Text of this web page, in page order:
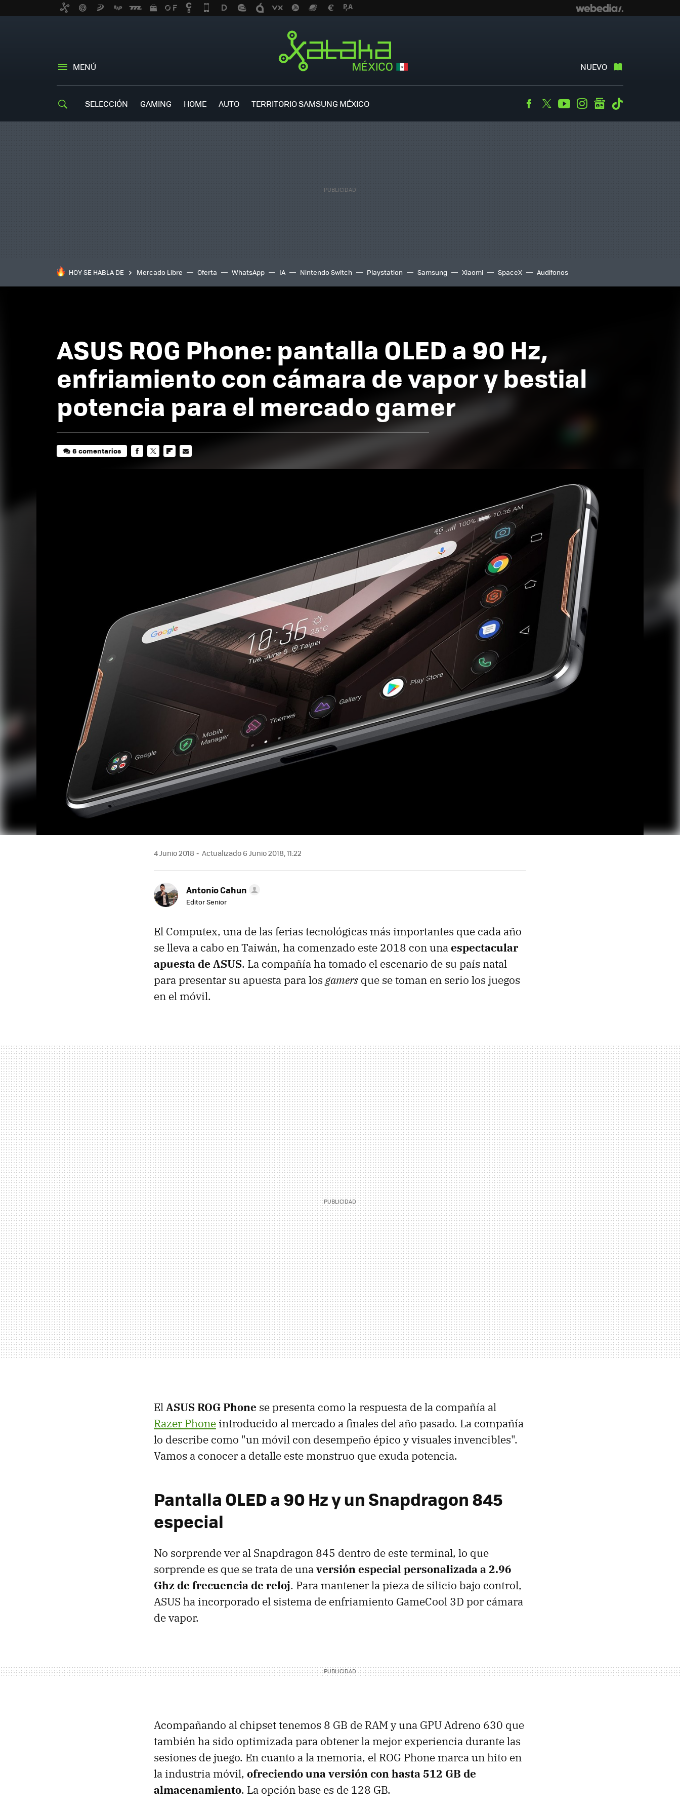
MENÚ NUEVO
SELECCIÓN GAMING HOME AUTO TERRITORIO SAMSUNG MÉXICO Facebook
TwitterYoutubeInstagramgooglenews
HOY SE HABLA DE Mercado Libre Oferta WhatsApp IA Nintendo Switch Playstation Samsung Xiaomi SpaceX Audífonos
ASUS ROG Phone: pantalla OLED a 90 Hz,
enfriamiento con cámara de vapor y bestial
potencia para el mercado gamer
6 comentarios
4 Junio 2018 Actualizado 6 Junio 2018, 11:22
Antonio Cahun
Editor Senior
El Computex, una de las ferias tecnológicas más importantes que cada año
se lleva a cabo en Taiwán, ha comenzado este 2018 con unaespectacular
apuesta de ASUS. La compañía ha tomado el escenario de su país natal
para presentar su apuesta para los gamers que se toman en serio los juegos
en el móvil.
ElASUS ROG Phone se presenta como la respuesta de la compañía al
Razer Phone introducido al mercado a finales del año pasado. La compañía
lo describe como "un móvil con desempeño épico y visuales invencibles".
Vamos a conocer a detalle este monstruo que exuda potencia.
Pantalla OLED a 90 Hz y un Snapdragon 845
especial
No sorprende ver al Snapdragon 845 dentro de este terminal, lo que
sorprende es que se trata de unaversión especial personalizada a 2.96
Ghz de frecuencia de reloj. Para mantener la pieza de silicio bajo control,
ASUS ha incorporado el sistema de enfriamiento GameCool 3D por cámara
de vapor.
Acompañando al chipset tenemos 8 GB de RAM y una GPU Adreno 630 que
también ha sido optimizada para obtener la mejor experiencia durante las
sesiones de juego. En cuanto a la memoria, el ROG Phone marca un hito en
la industria móvil, ofreciendo una versión con hasta 512 GB de
almacenamiento. La opción base es de 128 GB.